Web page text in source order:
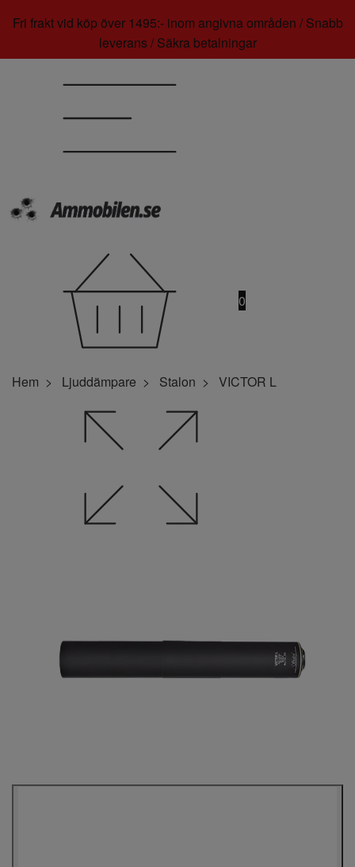
Fri frakt vid köp över 1495:- inom angivna områden / Snabb
leverans / Säkra betalningar
0
Hem Ljuddämpare Stalon VICTOR L